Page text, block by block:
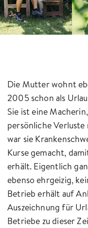
Die Mutter wohnt
2005 schon als
Sie ist eine
persönliche
war sie
Kurse gemacht,
erhält. Eigentlich
ebenso ehrgeizig,
Betrieb erhält auf
Auszeichnung für
Betriebe zu dieser